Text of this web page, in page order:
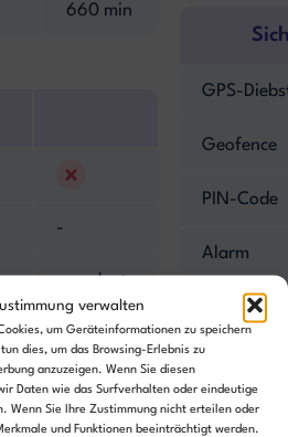
verwalten
um Geräteinformationen zu speichern
dies, um das Browsing-Erlebnis zu
anzuzeigen. Wenn Sie diesen
Daten wie das Surfverhalten oder eindeutige
Wenn Sie Ihre Zustimmung nicht erteilen oder
und Funktionen beeinträchtigt werden.
660 min
-
geordnete
Bahnen
GPS-
Geofence
PIN-Code
Alarm